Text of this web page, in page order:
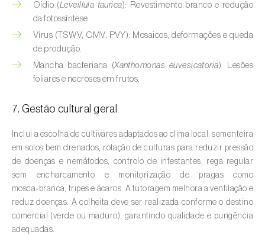
Couve (Brassica oleracea
Craveiro (Dianthus caryophyllus
Crisântemo (Chrysanthemum spp.)
Dracena (Dracaena spp. )
Endívia (Cichorium intybus)
Ervilha (Pisum sativum )
Espargo (
Oídio (Leveillula taurica): Revestimento branco e redução
da fotossíntese.
Vírus (TSWV, CMV, PVY): Mosaicos, deformações e queda
de produção.
Mancha bacteriana (Xanthomonas euvesicatoria): Lesões
foliares e necroses em frutos.
7. Gestão cultural geral
Inclui a escolha de cultivares adaptados ao clima local, sementeira
em solos bem drenados, rotação de culturas para reduzir pressão
de doenças e nemátodos, controlo de infestantes, rega regular
sem encharcamento e monitorização de pragas como
mosca‑branca, tripes e ácaros. A tutoragem melhora a ventilação e
reduz doenças. A colheita deve ser realizada conforme o destino
comercial (verde ou maduro), garantindo qualidade e pungência
adequadas.